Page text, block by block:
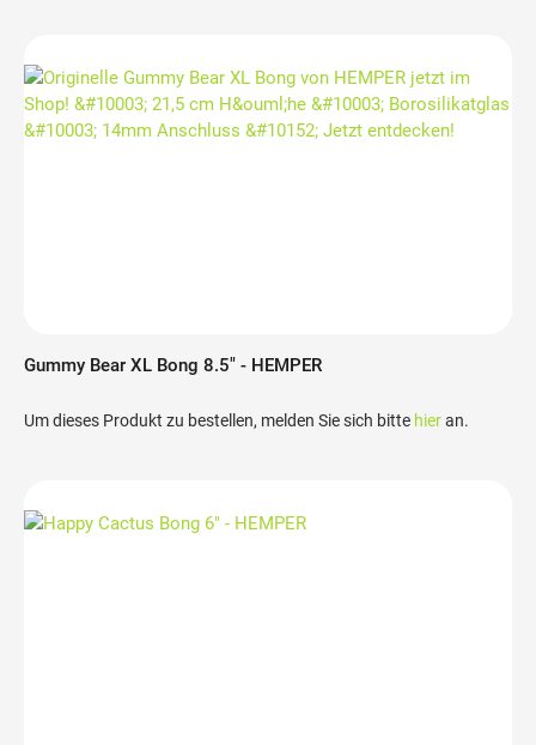
Gummy Bear XL Bong 8.5" - HEMPER
Um dieses Produkt zu bestellen, melden Sie sich bitte hieran.